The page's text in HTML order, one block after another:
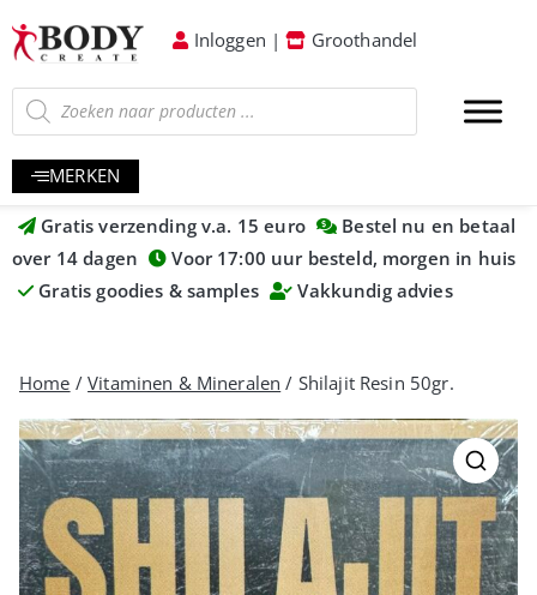
Inloggen | Groothandel
MERKEN
Gratis verzending v.a. 15 euro
Bestel nu en betaal
over 14 dagen
Voor 17:00 uur besteld, morgen in huis
Gratis goodies & samples
Vakkundig advies
Home /Vitaminen & Mineralen / Shilajit Resin 50gr.